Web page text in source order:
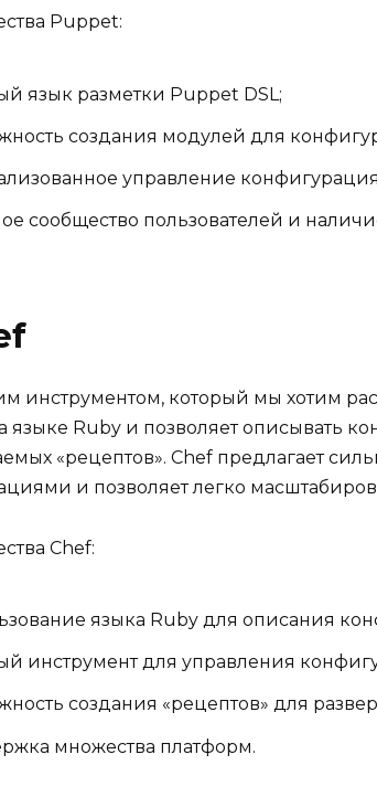
Puppet:
язык разметки Puppet DSL;
создания модулей для
управление
сообщество пользователей и
инструментом, который мы хотим
языке Ruby и позволяет описывать
«рецептов». Chef предлагает
и позволяет легко
Chef:
языка Ruby для описания
инструмент для управления
создания «рецептов» для
множества платформ.